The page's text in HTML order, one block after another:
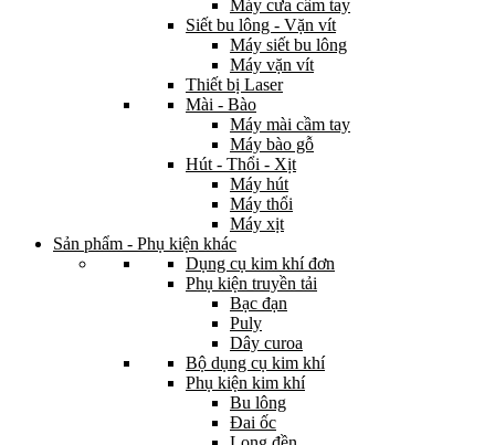
Máy cưa cầm tay
Siết bu lông - Vặn vít
Máy siết bu lông
Máy vặn vít
Thiết bị Laser
Mài - Bào
Máy mài cầm tay
Máy bào gỗ
Hút - Thổi - Xịt
Máy hút
Máy thổi
Máy xịt
Sản phẩm - Phụ kiện khác
Dụng cụ kim khí đơn
Phụ kiện truyền tải
Bạc đạn
Puly
Dây curoa
Bộ dụng cụ kim khí
Phụ kiện kim khí
Bu lông
Đai ốc